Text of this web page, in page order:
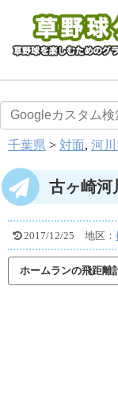
千葉県 > 対面, 河
古ヶ崎河
2017/12/25 地区：